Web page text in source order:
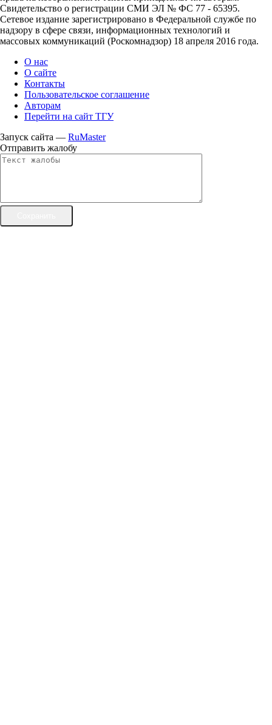
Свидетельство о регистрации СМИ ЭЛ № ФС 77 - 65395.
Сетевое издание зарегистрировано в Федеральной службе по
надзору в сфере связи, информационных технологий и
массовых коммуникаций (Роскомнадзор) 18 апреля 2016 года.
О нас
О сайте
Контакты
Пользовательское соглашение
Авторам
Перейти на сайт ТГУ
Запуск сайта — RuMaster
Отправить жалобу